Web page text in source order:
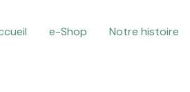
e-Shop Notre histoire